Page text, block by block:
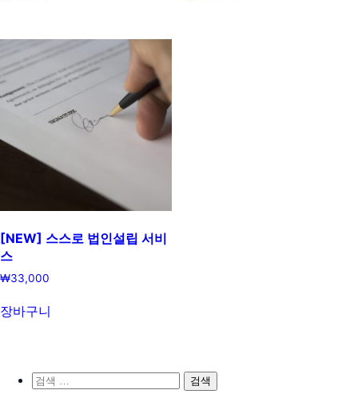
[NEW] 스스로 법인설립 서비
스
₩33,000
장바구니
검